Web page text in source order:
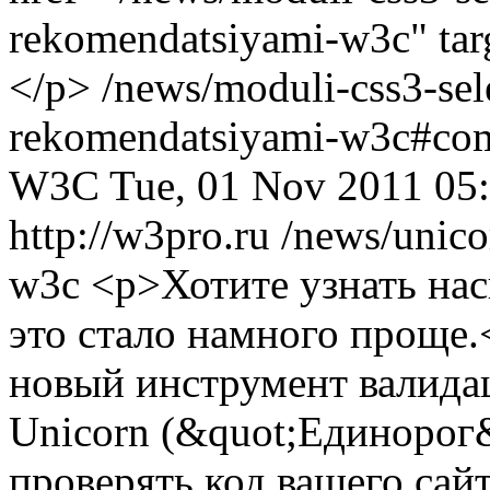
rekomendatsiyami-w3c"
</p> /news/moduli-css3-
rekomendatsiyami-
W3C Tue, 01 Nov 2011
http://w3pro.ru /news/
w3c <p>Хотите узнать
это стало намного
новый инструмент
Unicorn